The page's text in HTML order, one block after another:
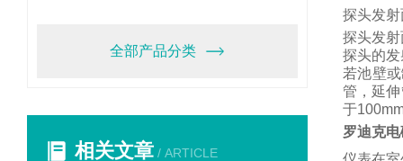
全部产品分类
相关文章 / ARTICLE
探头发
探头发
探头的
若池壁
管，延
于
罗迪克